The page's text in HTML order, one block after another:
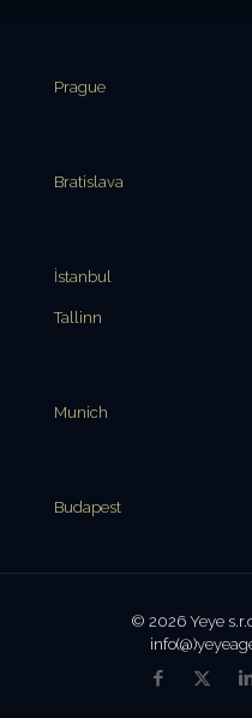
Prague
Bratislava
İstanbul
Tallinn
Munich
Budapest
© 2026 Yeye